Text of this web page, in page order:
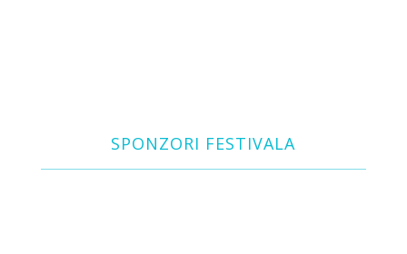
SPONZORI FESTIVALA